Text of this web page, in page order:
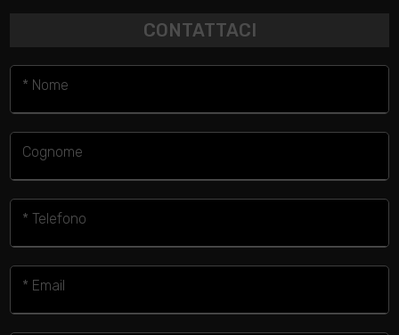
CONTATTACI
* Nome
Cognome
* Telefono
* Email